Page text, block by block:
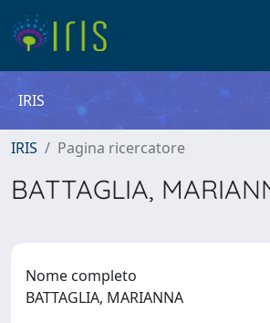
IRIS
IRIS Pagina ricercatore
BATTAGLIA,
Nome completo
BATTAGLIA, MARIANNA